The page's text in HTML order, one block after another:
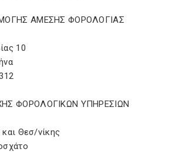
ΑΜΕΣΗΣ ΦΟΡΟΛΟΓΙΑΣ
10
ΦΟΡΟΛΟΓΙΚΩΝ ΥΠΗΡΕΣΙΩΝ
Θεσ/νίκης